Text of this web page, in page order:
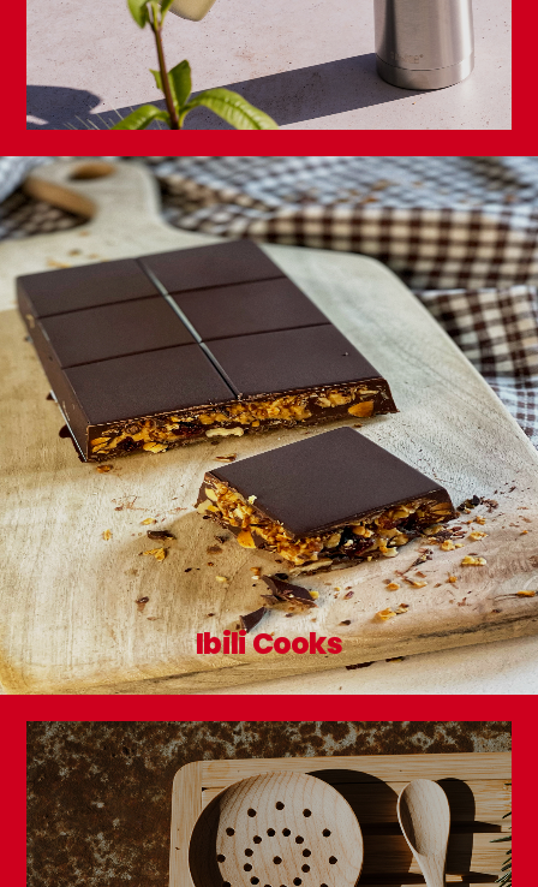
Cubo Vintage Bordeaux
14cm
Vaso Medidor Vintage
Bordeaux
Flanero Vintage
Bordeaux
Frutero Vintage
Bordeaux
Escurridor Vintage
Bordeaux
Espumadera Vintage
Bordeaux
Ibili Cooks